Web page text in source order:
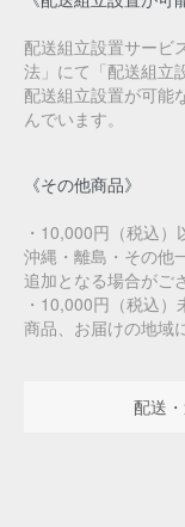
配送組立設置サービ
法」にて「配送組立
配送組立設置が可能
んでいます。
《その他商品》
・10,000円（税込
沖縄・離島・その他
追加となる場合がご
・10,000円（税込）
商品、お届けの地域
配送